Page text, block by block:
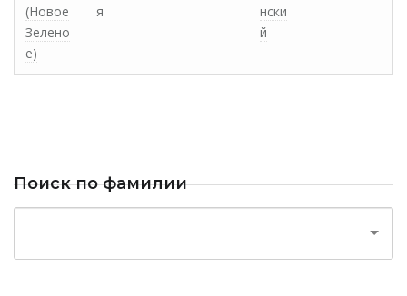
(Новое
Зелено
е)
я
нски
й
Поиск по фамилии